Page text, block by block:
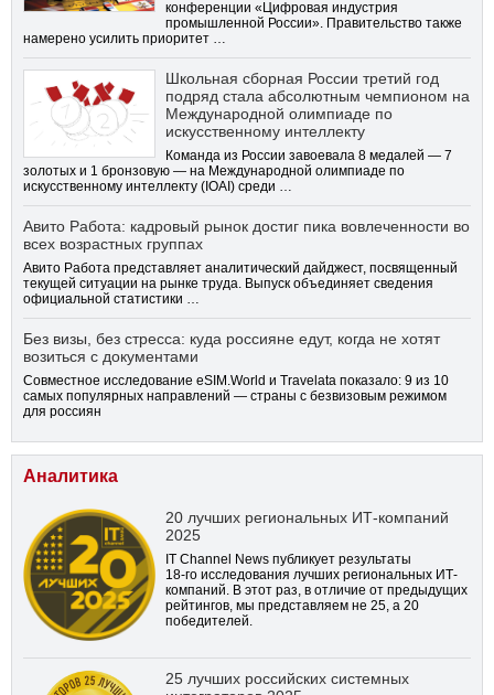
конференции «Цифровая индустрия
промышленной России». Правительство также
намерено усилить приоритет …
Школьная сборная России третий год
подряд стала абсолютным чемпионом на
Международной олимпиаде по
искусственному интеллекту
Команда из России завоевала 8 медалей — 7
золотых и 1 бронзовую — на Международной олимпиаде по
искусственному интеллекту (IOAI) среди …
Авито Работа: кадровый рынок достиг пика вовлеченности во
всех возрастных группах
Авито Работа представляет аналитический дайджест, посвященный
текущей ситуации на рынке труда. Выпуск объединяет сведения
официальной статистики …
Без визы, без стресса: куда россияне едут, когда не хотят
возиться с документами
Совместное исследование eSIM.World и Travelata показало: 9 из 10
самых популярных направлений — страны с безвизовым режимом
для россиян
Аналитика
20 лучших региональных ИТ-компаний
2025
IT Channel News публикует результаты
18-го исследования лучших региональных ИТ-
компаний. В этот раз, в отличие от предыдущих
рейтингов, мы представляем не 25, а 20
победителей.
25 лучших российских системных